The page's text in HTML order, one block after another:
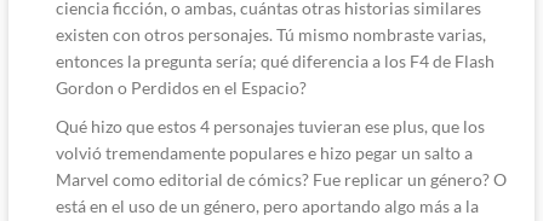
ciencia ficción, o ambas, cuántas otras historias similares
existen con otros personajes. Tú mismo nombraste varias,
entonces la pregunta sería; qué diferencia a los F4 de Flash
Gordon o Perdidos en el Espacio?
Qué hizo que estos 4 personajes tuvieran ese plus, que los
volvió tremendamente populares e hizo pegar un salto a
Marvel como editorial de cómics? Fue replicar un género? O
está en el uso de un género, pero aportando algo más a la